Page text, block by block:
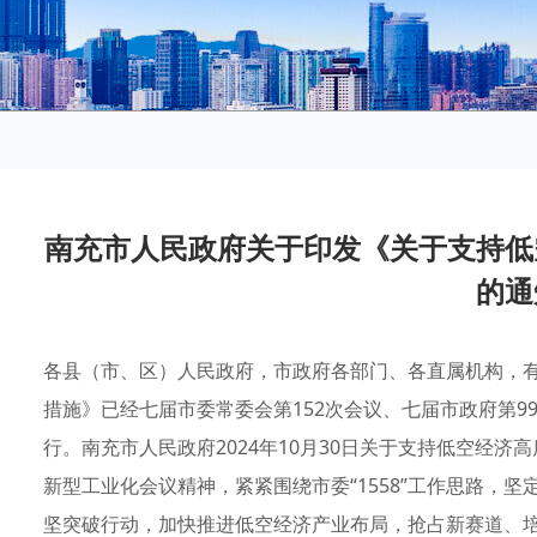
南充市人民政府关于印发《关于支持
的
各县（市、区）人民政府，市政府各部门、各直属机构
措施》已经七届市委常委会第152次会议、七届市政府第
行。南充市人民政府2024年10月30日关于支持低空经济
新型工业化会议精神，紧紧围绕市委“1558”工作思路，
坚突破行动，加快推进低空经济产业布局，抢占新赛道